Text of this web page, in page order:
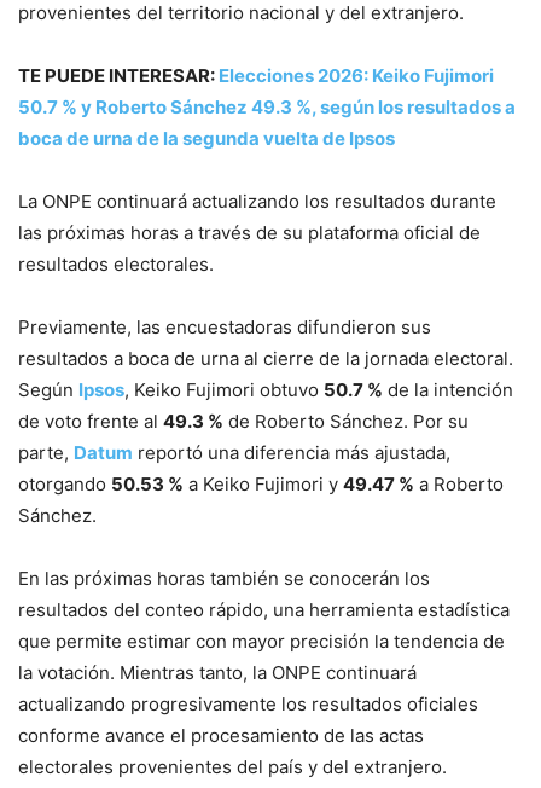
provenientes del territorio nacional y del extranjero.
TE PUEDE INTERESAR: Elecciones 2026: Keiko Fujimori
50.7 % y Roberto Sánchez 49.3 %, según los resultados a
boca de urna de la segunda vuelta de Ipsos
La ONPE continuará actualizando los resultados durante
las próximas horas a través de su plataforma oficial de
resultados electorales.
Previamente, las encuestadoras difundieron sus
resultados a boca de urna al cierre de la jornada electoral.
Según Ipsos, Keiko Fujimori obtuvo 50.7 % de la intención
de voto frente al 49.3 % de Roberto Sánchez. Por su
parte, Datum reportó una diferencia más ajustada,
otorgando 50.53 % a Keiko Fujimori y 49.47 % a Roberto
Sánchez.
En las próximas horas también se conocerán los
resultados del conteo rápido, una herramienta estadística
que permite estimar con mayor precisión la tendencia de
la votación. Mientras tanto, la ONPE continuará
actualizando progresivamente los resultados oficiales
conforme avance el procesamiento de las actas
electorales provenientes del país y del extranjero.